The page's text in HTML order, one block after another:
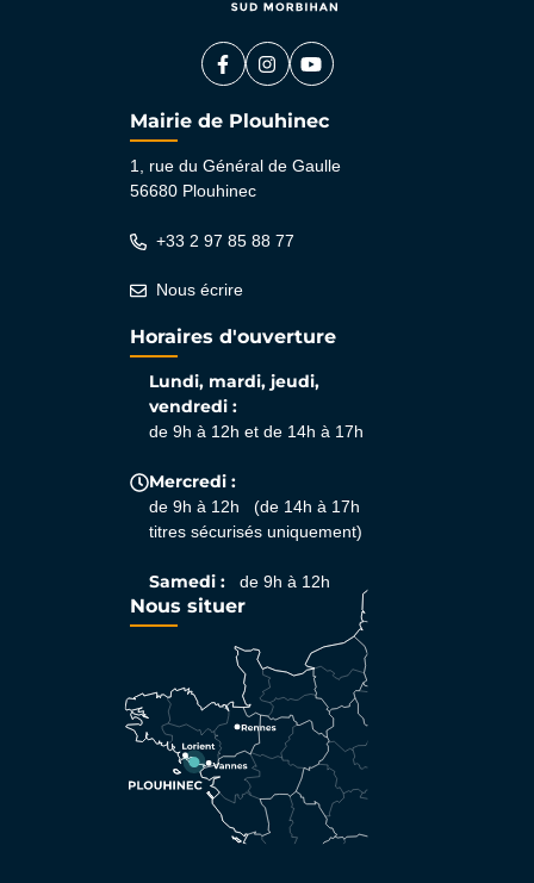
Facebook
(ouverture dans un nouvel onglet)
Instagram
(ouverture dans un nouvel
YouTube
(ouverture dans un
Mairie de Plouhinec
1, rue du Général de Gaulle
56680 Plouhinec
+33 2 97 85 88 77
Nous écrire
Horaires d'ouverture
Lundi, mardi, jeudi,
vendredi :
de 9h à 12h et de 14h à 17h
Mercredi :
de 9h à 12h (de 14h à 17h
titres sécurisés uniquement)
Samedi : de 9h à 12h
Nous situer